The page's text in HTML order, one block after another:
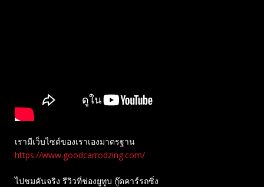
เรามีเว็บไซต์ของเราเองมาตรฐาน
https://www.goodcarrodzing.com/
ไปชมคันจริง รีวิวที่ช่องยู​ทูบ​ กู๊ดคาร์รถซิ่ง